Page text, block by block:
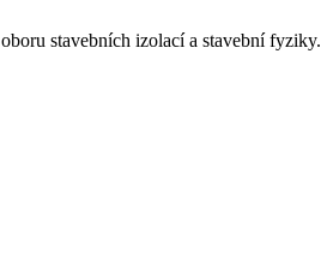
stavebních izolací a stavební fyziky.